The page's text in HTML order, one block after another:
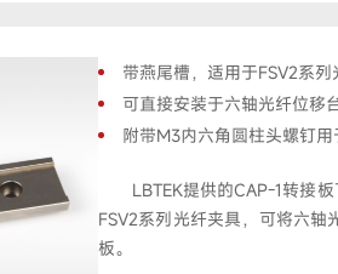
带燕尾槽，适用于FSV2系列
可直接安装于六轴光纤位移
附带M3内六角圆柱头螺钉用
LBTEK提供的CAP-1转接
FSV2系列光纤夹具，可将六
板。